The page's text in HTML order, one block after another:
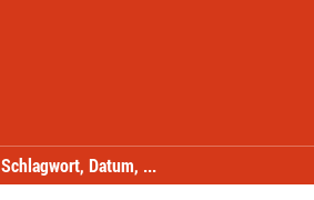
Schlagwort, Datum, ...